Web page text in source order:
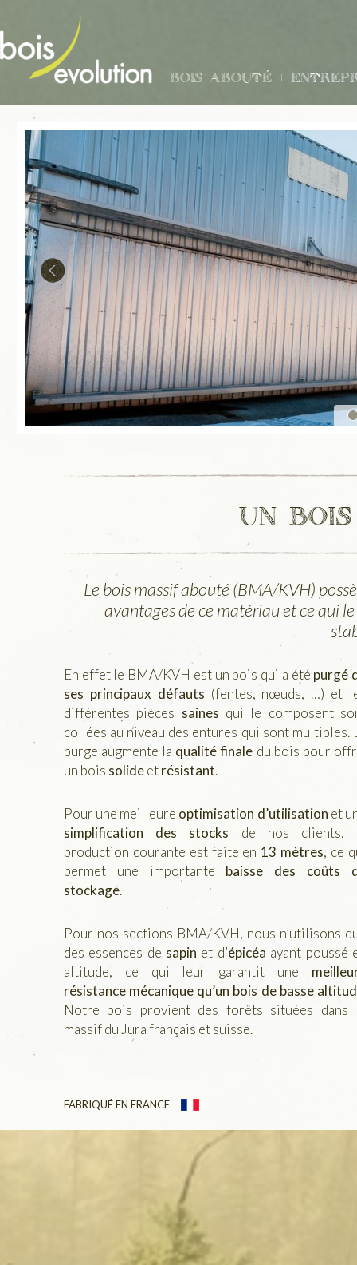
Bois abouté
Un
Le bois massif abouté (BMA/KVH)
avantages de ce matériau et ce qui
En effet le BMA/KVH est un bois qui a été purgé
ses principaux défauts (fentes, nœuds, …) et
différentes pièces saines qui le composent
collées au niveau des entures qui sont multiples.
purge augmente la qualité finale du bois pour
un bois solideetrésistant.
Pour une meilleure optimisation d’utilisation et
simplification des stocks de nos clients,
production courante est faite en 13 mètres, ce
permet une importante baisse des coûts
stockage.
Pour nos sections BMA/KVH, nous n’utilisons
des essences de sapin et d’épicéa ayant poussé
altitude, ce qui leur garantit une
résistance mécanique qu’un bois de basse
Notre bois provient des forêts situées dans
massif du Jura français et suisse.
FABRIQUÉ EN FRANCE